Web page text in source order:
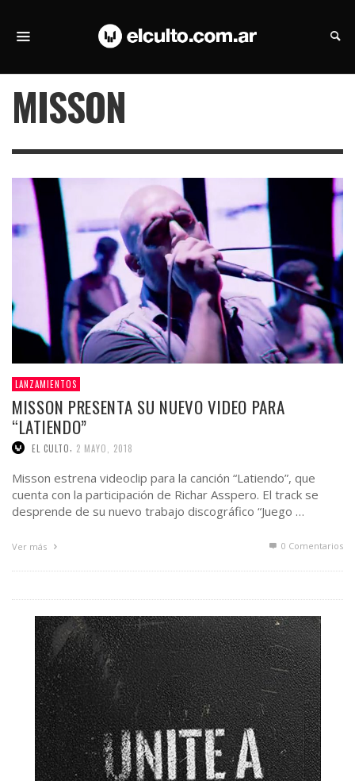
MISSON
LANZAMIENTOS
MISSON PRESENTA SU NUEVO VIDEO PARA
“LATIENDO”
EL CULTO 2 MAYO, 2018
Misson estrena videoclip para la canción “Latiendo”, que
cuenta con la participación de Richar Asspero. El track se
desprende de su nuevo trabajo discográfico “Juego …
Ver más 0 Comentarios